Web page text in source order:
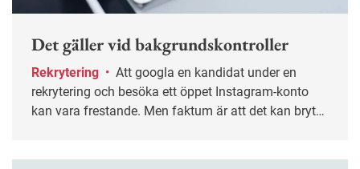
Det gäller vid bakgrundskontroller
Rekrytering •
rekrytering och besöka ett öppet Instagram-konto
kan vara frestande. Men faktum är att det kan bryta